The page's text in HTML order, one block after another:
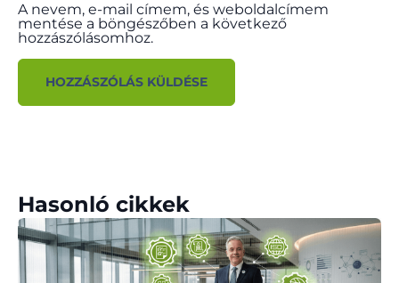
A nevem, e-mail címem, és weboldalcímem
mentése a böngészőben a következő
hozzászólásomhoz.
Hasonló cikkek